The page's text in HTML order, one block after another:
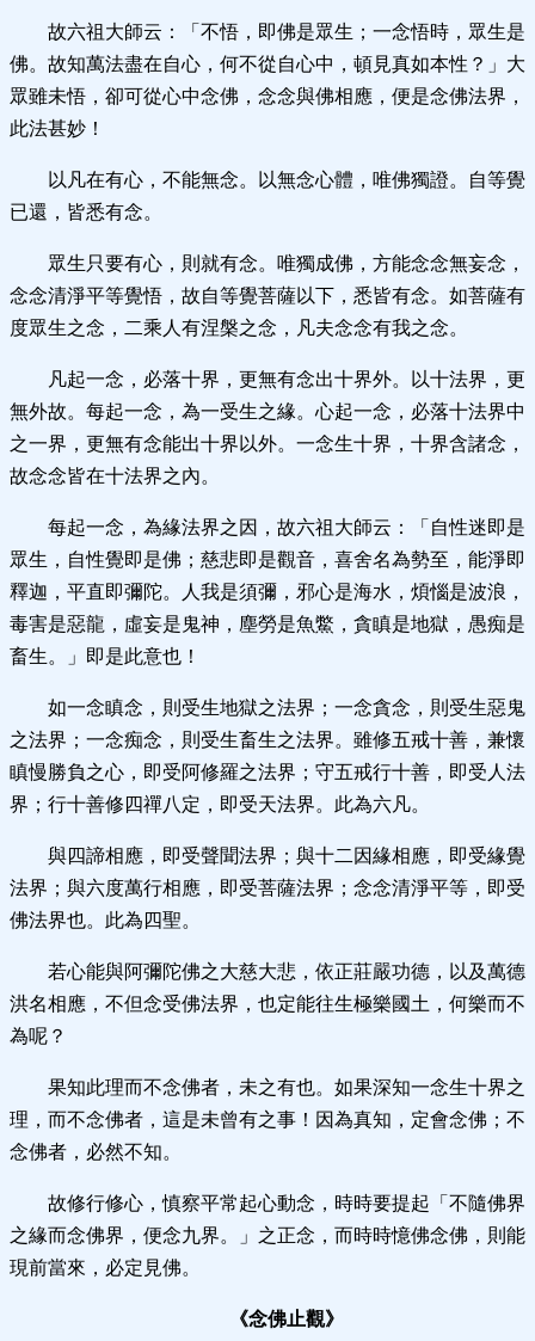
故六祖大師云：「不悟，即佛是眾生；一念悟時，眾生是
佛。故知萬法盡在自心，何不從自心中，頓見真如本性？」大
眾雖未悟，卻可從心中念佛，念念與佛相應，便是念佛法界，
此法甚妙！
以凡在有心，不能無念。以無念心體，唯佛獨證。自等覺
已還，皆悉有念。
眾生只要有心，則就有念。唯獨成佛，方能念念無妄念，
念念清淨平等覺悟，故自等覺菩薩以下，悉皆有念。如菩薩有
度眾生之念，二乘人有涅槃之念，凡夫念念有我之念。
凡起一念，必落十界，更無有念出十界外。以十法界，更
無外故。每起一念，為一受生之緣。心起一念，必落十法界中
之一界，更無有念能出十界以外。一念生十界，十界含諸念，
故念念皆在十法界之內。
每起一念，為緣法界之因，故六祖大師云：「自性迷即是
眾生，自性覺即是佛；慈悲即是觀音，喜舍名為勢至，能淨即
釋迦，平直即彌陀。人我是須彌，邪心是海水，煩惱是波浪，
毒害是惡龍，虛妄是鬼神，塵勞是魚鱉，貪瞋是地獄，愚痴是
畜生。」即是此意也！
如一念瞋念，則受生地獄之法界；一念貪念，則受生惡鬼
之法界；一念痴念，則受生畜生之法界。雖修五戒十善，兼懷
瞋慢勝負之心，即受阿修羅之法界；守五戒行十善，即受人法
界；行十善修四禪八定，即受天法界。此為六凡。
與四諦相應，即受聲聞法界；與十二因緣相應，即受緣覺
法界；與六度萬行相應，即受菩薩法界；念念清淨平等，即受
佛法界也。此為四聖。
若心能與阿彌陀佛之大慈大悲，依正莊嚴功德，以及萬德
洪名相應，不但念受佛法界，也定能往生極樂國土，何樂而不
為呢？
果知此理而不念佛者，未之有也。 如果深知一念生十界之
理，而不念佛者，這是未曾有之事！因為真知，定會念佛；不
念佛者，必然不知。
故修行修心，慎察平常起心動念，時時要提起「不隨佛界
之緣而念佛界，便念九界。」之正念，而時時憶佛念佛，則能
現前當來，必定見佛。
《念佛止觀》